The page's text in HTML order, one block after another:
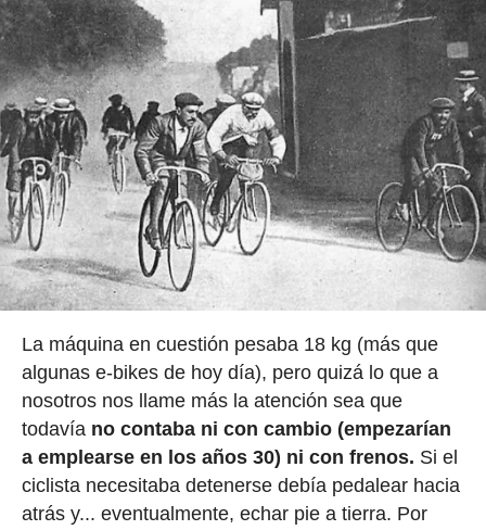
La máquina en cuestión pesaba 18 kg (más que
algunas e-bikes de hoy día), pero quizá lo que a
nosotros nos llame más la atención sea que
todavía no contaba ni con cambio (empezarían
a emplearse en los años 30) ni con frenos. Si el
ciclista necesitaba detenerse debía pedalear hacia
atrás y... eventualmente, echar pie a tierra. Por